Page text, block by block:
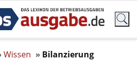
Wissen Bilanzierung